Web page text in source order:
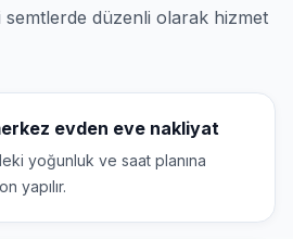
semtlerde düzenli olarak hizmet
evden eve nakliyat
yoğunluk ve saat planına
yapılır.